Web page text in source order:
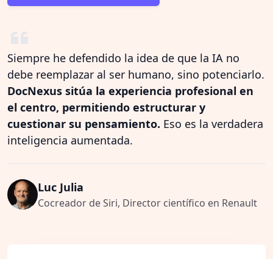
Siempre he defendido la idea de que la IA no
debe reemplazar al ser humano, sino potenciarlo.
DocNexus sitúa la experiencia profesional en
el centro, permitiendo estructurar y
cuestionar su pensamiento. Eso es la verdadera
inteligencia aumentada.
Luc Julia
Cocreador de Siri, Director científico en Renault